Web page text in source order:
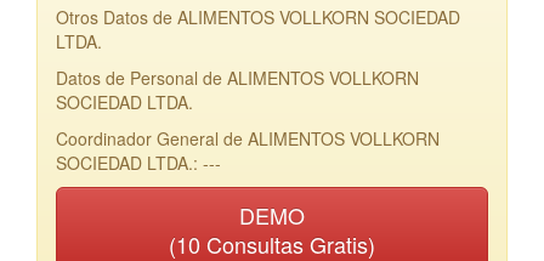
Otros Datos de ALIMENTOS VOLLKORN SOCIEDAD
LTDA.
Datos de Personal de ALIMENTOS VOLLKORN
SOCIEDAD LTDA.
Coordinador General de ALIMENTOS VOLLKORN
SOCIEDAD LTDA.: ---
DEMO
(10 Consultas Gratis)